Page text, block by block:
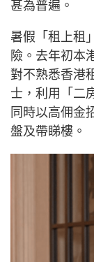
甚為普遍。
暑假「租上租
險。去年初本
對不熟悉香港
士，利用「二
同時以高佣金
盤及帶睇樓。